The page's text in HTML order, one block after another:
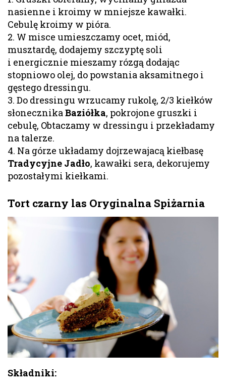
nasienne i kroimy w mniejsze kawałki.
Cebulę kroimy w pióra.
2. W misce umieszczamy ocet, miód,
musztardę, dodajemy szczyptę soli
i energicznie mieszamy rózgą dodając
stopniowo olej, do powstania aksamitnego i
gęstego dressingu.
3. Do dressingu wrzucamy rukolę, 2/3 kiełków
słonecznikaBaziółka, pokrojone gruszki i
cebulę, Obtaczamy w dressingu i przekładamy
na talerze.
4. Na górze układamy dojrzewajacą kiełbasę
Tradycyjne Jadło, kawałki sera, dekorujemy
pozostałymi kiełkami.
Tort czarny las Oryginalna Spiżarnia
Składniki: